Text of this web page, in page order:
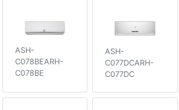
ASH-
C078BEARH-
C078BE
ASH-
C077DCARH-
C077DC